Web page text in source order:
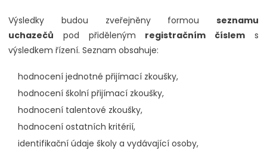
Výsledky budou zveřejněny formou seznamu
uchazečů pod přiděleným registračním číslem s
výsledkem řízení. Seznam obsahuje:
hodnocení jednotné přijímací zkoušky,
hodnocení školní přijímací zkoušky,
hodnocení talentové zkoušky,
hodnocení ostatních kritérií,
identifikační údaje školy a vydávající osoby,